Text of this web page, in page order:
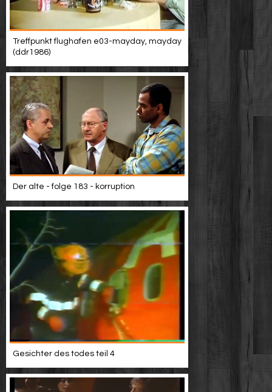
Treffpunkt flughafen e03-mayday, mayday
(ddr1986)
Der alte - folge 183 - korruption
Gesichter des todes teil 4